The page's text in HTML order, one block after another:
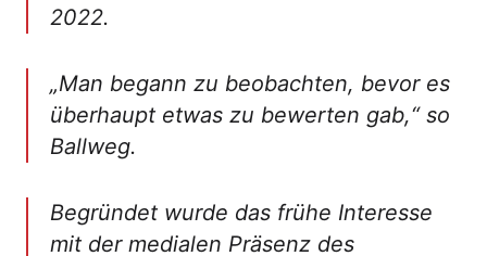
2022.
„Man begann zu beobachten, bevor es
überhaupt etwas zu bewerten gab,“so
Ballweg.
Begründet wurde das frühe Interesse
mit der medialen Präsenz des